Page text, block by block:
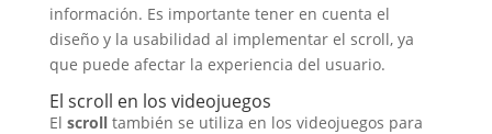
información. Es importante tener en cuenta el
diseño y la usabilidad al implementar el scroll, ya
que puede afectar la experiencia del usuario.
El scroll en los videojuegos
El scrolltambién se utiliza en los videojuegos para